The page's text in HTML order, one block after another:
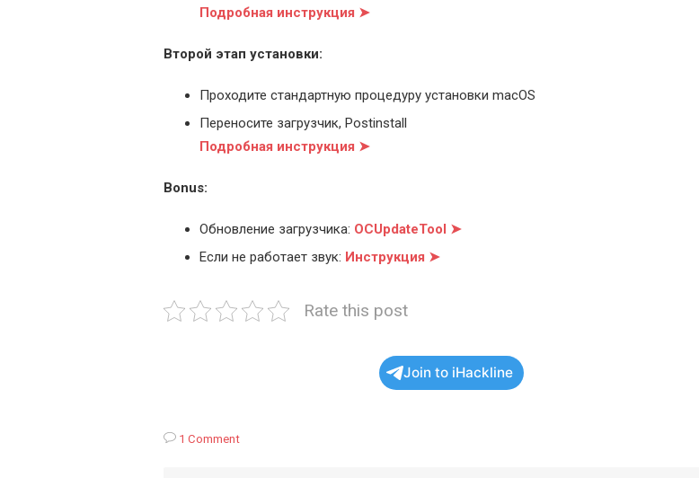
Подробная инструкция ➤
Второй этап установки:
Проходите стандартную процедуру установки macOS
Переносите загрузчик, Postinstall
Подробная инструкция ➤
Bonus:
Обновление загрузчика: OCUpdateTool ➤
Если не работает звук: Инструкция ➤
Rate this post
Join to iHackline
1 Comment